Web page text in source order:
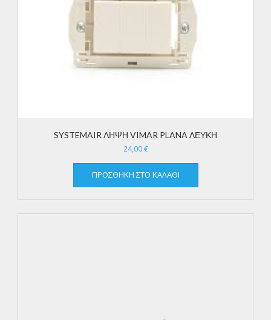
SYSTEMAIR ΛΗΨΗ VIMAR PLANA ΛΕΥΚΗ
24,00€
ΠΡΟΣΘΉΚΗ ΣΤΟ ΚΑΛΆΘΙ